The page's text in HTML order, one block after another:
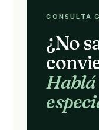
CONSULTA
¿No
Hablá